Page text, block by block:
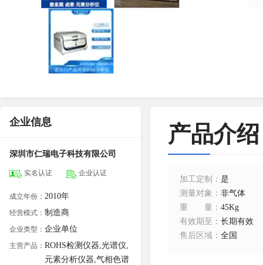
企业信息
深圳市仁瑞电子科技有限公司
实名认证 企业认证
成立年份： 2010年
经营模式： 制造商
企业类型： 企业单位
主营产品： ROHS检测仪器,光谱仪,
元素分析仪器,气相色谱
产品介绍
加工定制 ： 是
测量对象 ： 非气体
重量 ： 45Kg
有效期至 ： 长期有效
售后区域 ： 全国